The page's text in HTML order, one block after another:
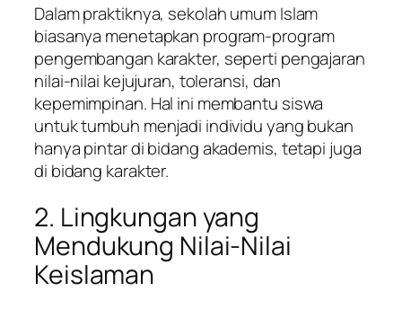
Dalam praktiknya, sekolah umum Islam
biasanya menetapkan program-program
pengembangan karakter, seperti pengajaran
nilai-nilai kejujuran, toleransi, dan
kepemimpinan. Hal ini membantu siswa
untuk tumbuh menjadi individu yang bukan
hanya pintar di bidang akademis, tetapi juga
di bidang karakter.
2. Lingkungan yang
Mendukung Nilai-Nilai
Keislaman